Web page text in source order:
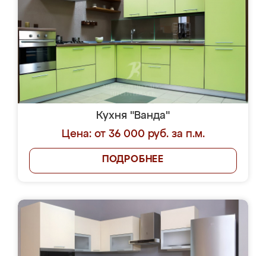
Кухня "Ванда"
Цена: от 36 000 руб. за п.м.
ПОДРОБНЕЕ